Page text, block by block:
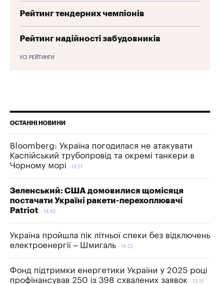
Рейтинг тендерних чемпіонів
Рейтинг надійності забудовників
УСІ РЕЙТИНГИ
ОСТАННІ НОВИНИ
Bloomberg: Україна погодилася не атакувати
Каспійський трубопровід та окремі танкери в
Чорному морі
14:51
Зеленський: США домовилися щомісяця
постачати Україні ракети-перехоплювачі
Patriot
14:43
Україна пройшла пік літньої спеки без відключень
електроенергії – Шмигаль
14:32
Фонд підтримки енергетики України у 2025 році
профінансував 250 із 398 схвалених заявок
13:31